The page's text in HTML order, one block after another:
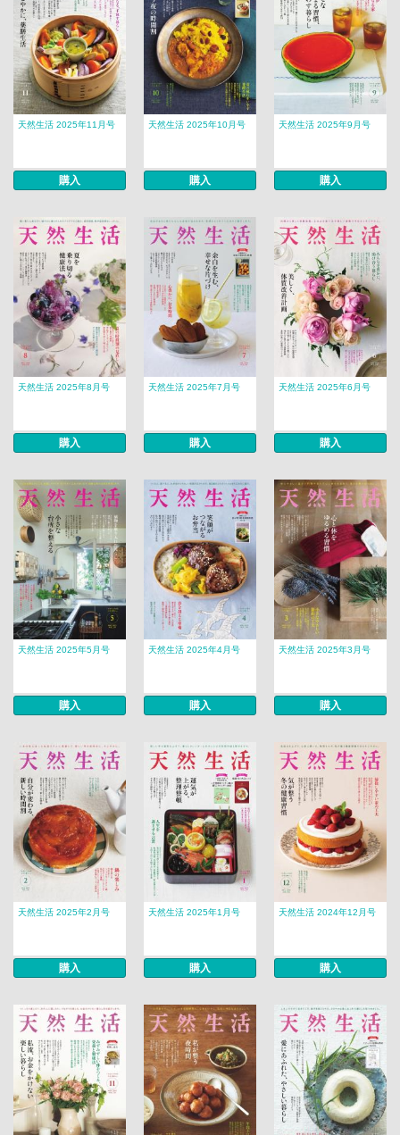
天然生活 2025年11月号
購入
天然生活 2025年10月号
購入
天然生活 2025年9月号
購入
天然生活 2025年8月号
購入
天然生活 2025年7月号
購入
天然生活 2025年6月号
購入
天然生活 2025年5月号
購入
天然生活 2025年4月号
購入
天然生活 2025年3月号
購入
天然生活 2025年2月号
購入
天然生活 2025年1月号
購入
天然生活 2024年12月号
購入